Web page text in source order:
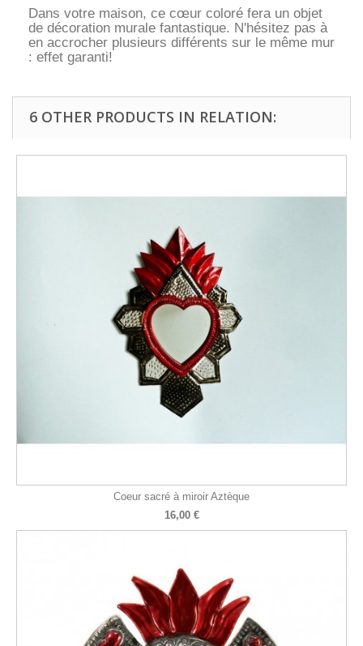
Dans votre maison, ce cœur coloré fera un objet
de décoration murale fantastique. N'hésitez pas à
en accrocher plusieurs différents sur le même mur
: effet garanti!
6 OTHER PRODUCTS IN RELATION:
Coeur sacré à miroir Aztèque
16,00 €